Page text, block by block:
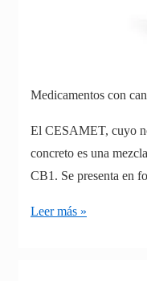
Medicamentos con
El CESAMET, cuyo
concreto es una
CB1. Se presenta en
Medicamentos
Leer más »